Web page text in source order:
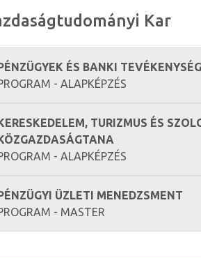
Kar
ÉS BANKI TEVÉKENYSÉG
- ALAPKÉPZÉS
TURIZMUS ÉS
- ALAPKÉPZÉS
ÜZLETI MENEDZSMENT
- MASTER